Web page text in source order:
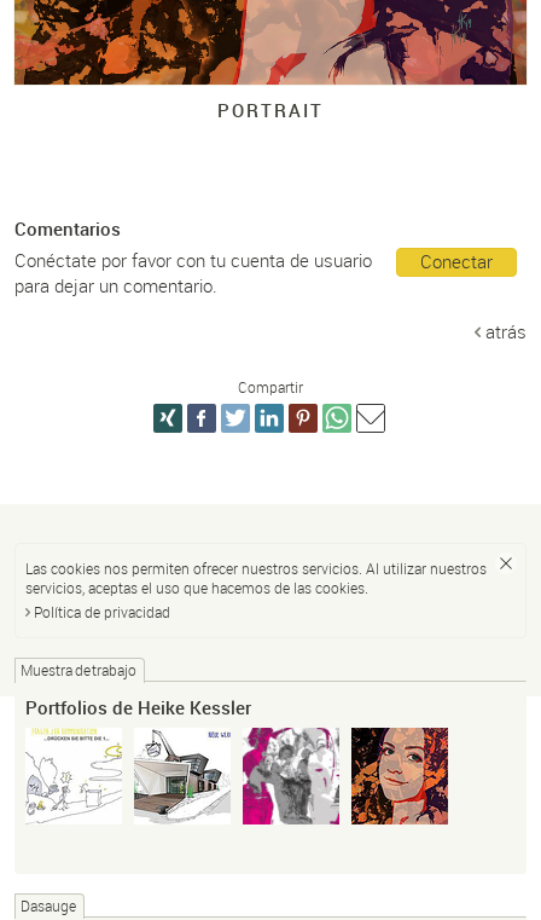
PORTRAIT
Comentarios
Conectar
Conéctate por favor con tu cuenta de usuario
para dejar un comentario.
atrás
Compartir
Las cookies nos permiten ofrecer nuestros servicios. Al utilizar nuestros
servicios, aceptas el uso que hacemos de las cookies.
Política de privacidad
Muestra de trabajo
Portfolios de Heike Kessler
Dasauge